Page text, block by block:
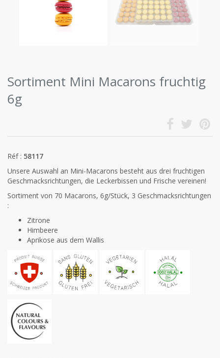
Sortiment Mini Macarons fruchtig
6g
Réf : 58117
Unsere Auswahl an Mini-Macarons besteht aus drei fruchtigen
Geschmacksrichtungen, die Leckerbissen und Frische vereinen!
Sortiment von 70 Macarons, 6g/Stück, 3 Geschmacksrichtungen
:
Zitrone
Himbeere
Aprikose aus dem Wallis